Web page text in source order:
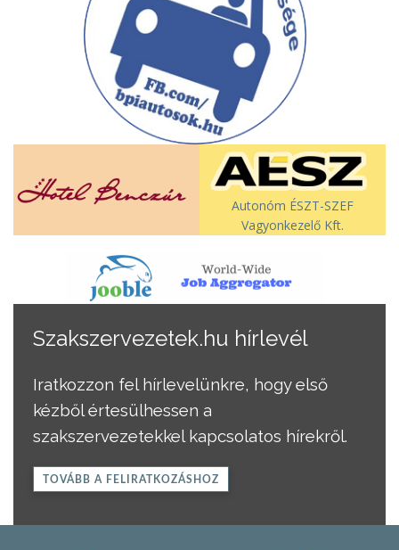
Autonóm ÉSZT-SZEF
Vagyonkezelő Kft.
Szakszervezetek.hu hírlevél
Iratkozzon fel hírlevelünkre, hogy első
kézből értesülhessen a
szakszervezetekkel kapcsolatos hírekről.
TOVÁBB A FELIRATKOZÁSHOZ